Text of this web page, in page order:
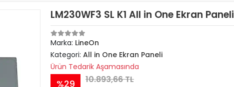
LM230WF3 SL K1 All in One Ekran Paneli
Marka: LineOn
Kategori:All in One Ekran Paneli
Ürün Tedarik Aşamasında
%29 10.893,66 TL